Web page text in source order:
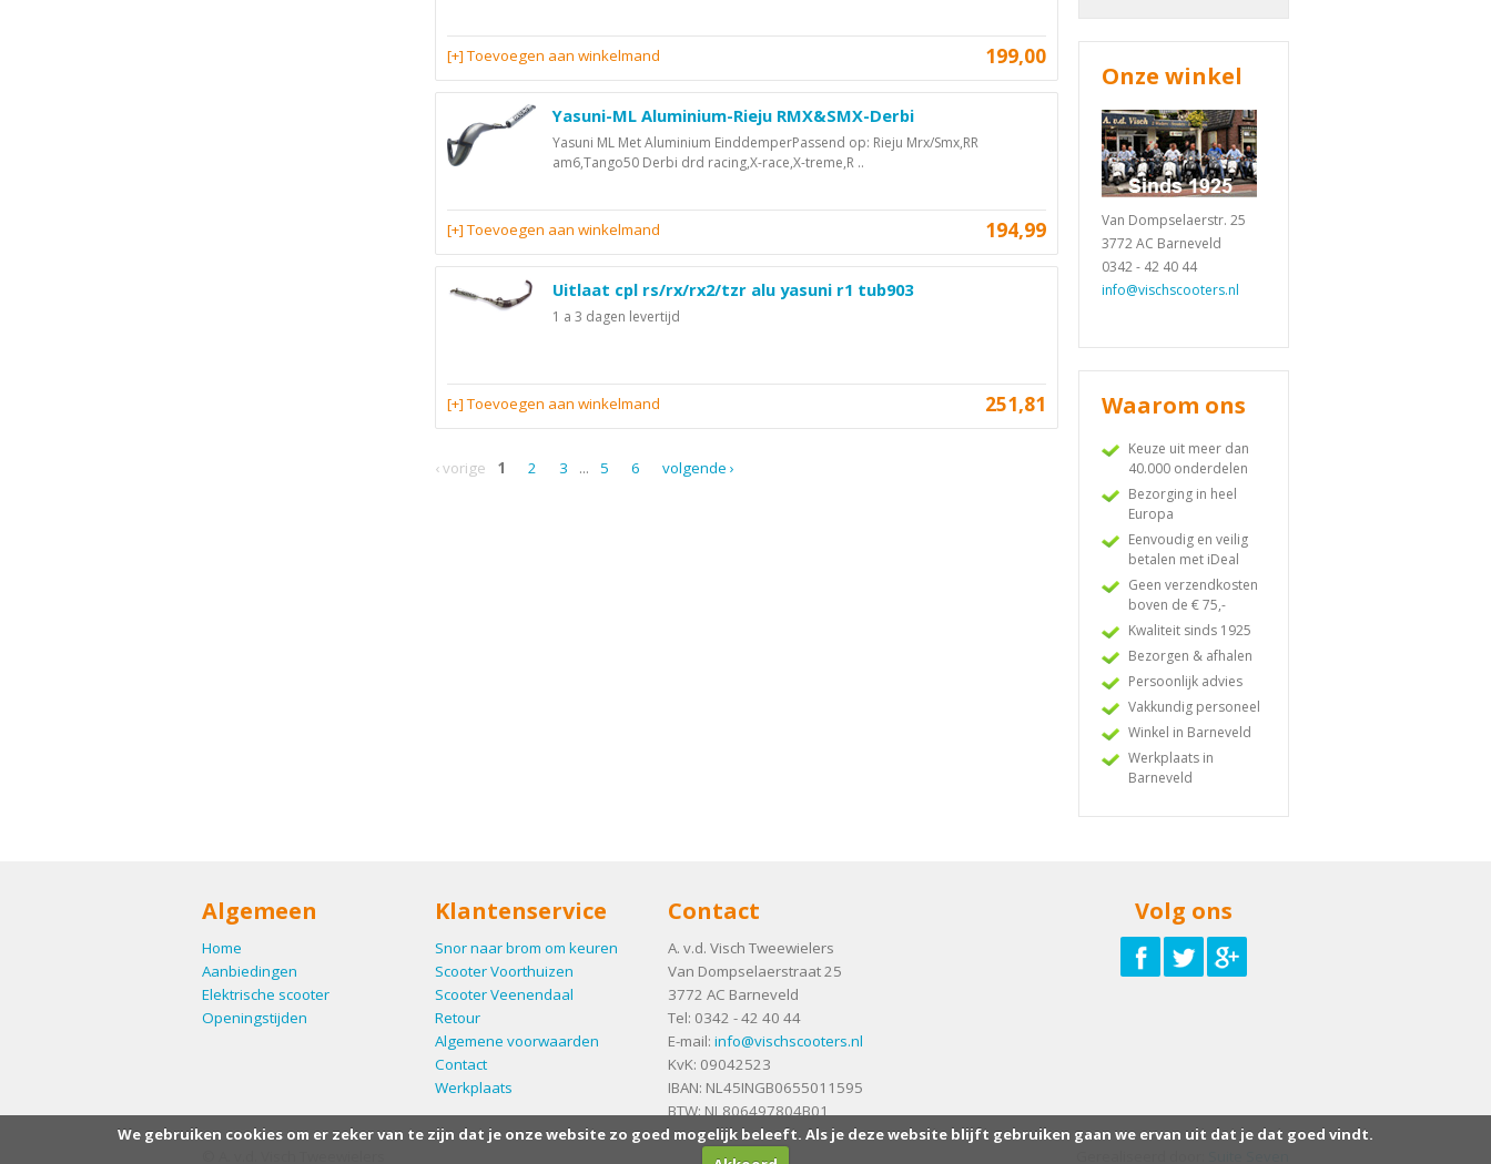
199,00
[+] Toevoegen aan winkelmand
Yasuni-ML Aluminium-Rieju RMX&SMX-Derbi
Yasuni ML Met Aluminium EinddemperPassend op: Rieju Mrx/Smx,RR
am6,Tango50 Derbi drd racing,X-race,X-treme,R ..
194,99
[+] Toevoegen aan winkelmand
Uitlaat cpl rs/rx/rx2/tzr alu yasuni r1 tub903
1 a 3 dagen levertijd
251,81
[+] Toevoegen aan winkelmand
‹ vorige 1 2 3 ... 5 6 volgende ›
Onze winkel
Van Dompselaerstr. 25
3772 AC Barneveld
0342 - 42 40 44
info@vischscooters.nl
Waarom ons
Keuze uit meer dan
40.000 onderdelen
Bezorging in heel
Europa
Eenvoudig en veilig
betalen met iDeal
Geen verzendkosten
boven de € 75,-
Kwaliteit sinds 1925
Bezorgen & afhalen
Persoonlijk advies
Vakkundig personeel
Winkel in Barneveld
Werkplaats in
Barneveld
Algemeen
Home
Aanbiedingen
Elektrische scooter
Openingstijden
Klantenservice
Snor naar brom om keuren
Scooter Voorthuizen
Scooter Veenendaal
Retour
Algemene voorwaarden
Contact
Werkplaats
Contact
A. v.d. Visch Tweewielers
Van Dompselaerstraat 25
3772 AC Barneveld
Tel: 0342 - 42 40 44
E-mail: info@vischscooters.nl
KvK: 09042523
IBAN: NL45INGB0655011595
BTW: NL806497804B01
Volg ons
We gebruiken cookies om er zeker van te zijn dat je onze website zo goed mogelijk beleeft. Als je deze website blijft gebruiken gaan we ervan uit dat je dat goed vindt.